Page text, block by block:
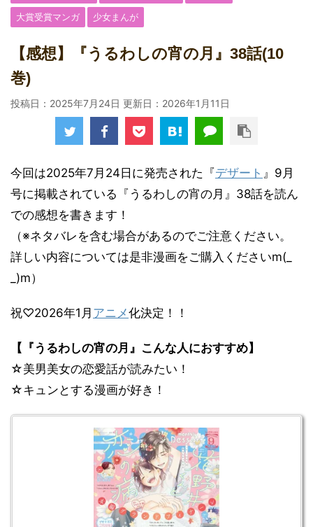
大賞受賞マンガ 少女まんが
【感想】『うるわしの宵の月』38話(10
巻)
投稿日：2025年7月24日 更新日： 2026年1月11日
今回は2025年7月24日に発売された『デザート 』9月
号に掲載されている『うるわしの宵の月』38話を読ん
での感想を書きます！
（※ネタバレを含む場合があるのでご注意ください。
詳しい内容については是非漫画をご購入くださいm(_
_)m）
祝♡2026年1月 アニメ化決定！！
【『うるわしの宵の月』こんな人におすすめ】
☆美男美女の恋愛話が読みたい！
☆キュンとする漫画が好き！